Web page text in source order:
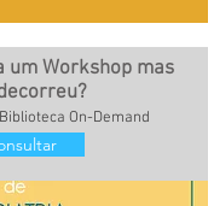
um Workshop mas
On-Demand